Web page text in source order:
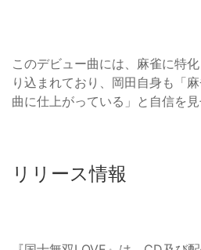
このデビュー曲には、麻雀に特
り込まれており、岡田自身も「
曲に仕上がっている」と自信を見
リリース情報